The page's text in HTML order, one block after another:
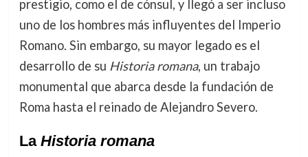
prestigio, como el de cónsul, y llegó a ser incluso
uno de los hombres más influyentes del Imperio
Romano. Sin embargo, su mayor legado es el
desarrollo de su Historia romana, un trabajo
monumental que abarca desde la fundación de
Roma hasta el reinado de Alejandro Severo.
La Historia romana